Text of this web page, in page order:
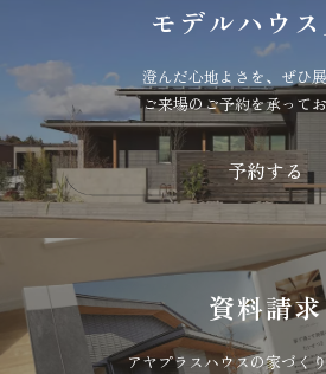
モデルハウ
澄んだ心地よさを、ぜひ
ご来場のご予約を承ってお
資料請求
アヤプラスハウスの家づく